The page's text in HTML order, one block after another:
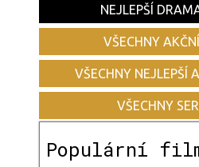
NEJLEPŠÍ
VŠECHNY
VŠECHNY NEJLEPŠÍ
VŠECHNY
Populární